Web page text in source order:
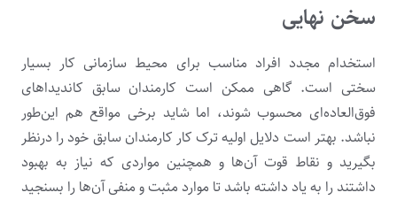
سخن نهایی
استخدام مجدد افراد مناسب برای محیط سازمانی کار بسیار
سختی است. گاهی ممکن است کارمندان سابق کاندیداهای
فوق‌العاده‌ای محسوب شوند، اما شاید برخی مواقع هم این‌طور
نباشد. بهتر است دلایل اولیه ترک کار کارمندان سابق خود را درنظر
بگیرید و نقاط قوت آن‌ها و همچنین مواردی که نیاز به بهبود
داشتند را به یاد داشته باشد تا موارد مثبت و منفی آن‌ها را بسنجید